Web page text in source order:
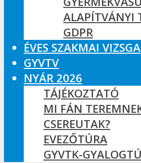
ALAPÍTVÁNYI
GDPR
ÉVES SZAKMAI VIZSGA
GYVTV
NYÁR 2026
TÁJÉKOZTATÓ
MI FÁN
CSEREUTAK?
EVEZŐTÚRA
GYVTK-